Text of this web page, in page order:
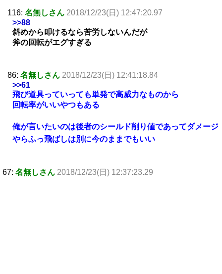
116: 名無しさん 2018/12/23(日) 12:47:20.97
>>88
斜めから叩けるなら苦労しないんだが
斧の回転がエグすぎる
86: 名無しさん 2018/12/23(日) 12:41:18.84
>>61
飛び道具っていっても単発で高威力なものから
回転率がいいやつもある
俺が言いたいのは後者のシールド削り値であってダメージ
やらふっ飛ばしは別に今のままでもいい
67: 名無しさん 2018/12/23(日) 12:37:23.29